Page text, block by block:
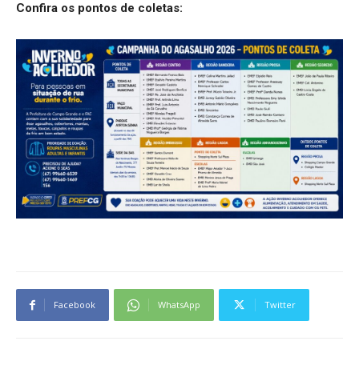
Confira os pontos de coletas:
Facebook WhatsApp Twitter